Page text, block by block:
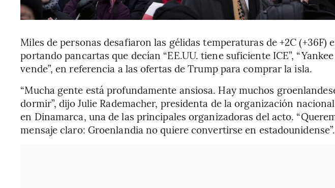
Miles de personas desafiaron las gélidas temperaturas de +2C (+36F)
portando pancartas que decían “EE.UU. tiene suficiente ICE”,
vende”, en referencia a las ofertas de Trump para comprar la isla.
“Mucha gente está profundamente ansiosa. Hay muchos
dormir”, dijo Julie Rademacher, presidenta de la organización
en Dinamarca, una de las principales organizadoras del acto.
mensaje claro: Groenlandia no quiere convertirse en estadounidense”.